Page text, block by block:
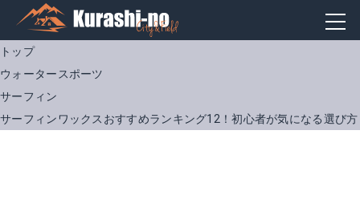
トップ
ウォータースポーツ
サーフィン
サーフィンワックスおすすめランキング12！初心者が気になる選び